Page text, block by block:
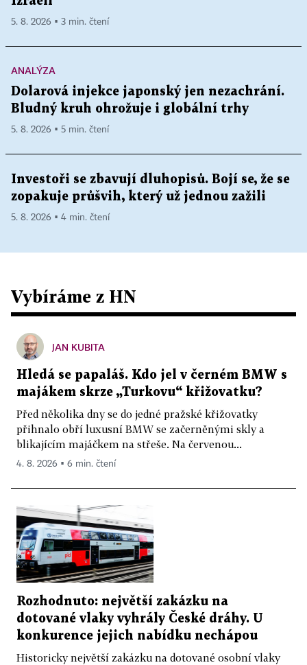
5. 8. 2026 ▪ 3 min. čtení
ANALÝZA
Dolarová injekce japonský jen nezachrání.
Bludný kruh ohrožuje i globální trhy
5. 8. 2026 ▪ 5 min. čtení
Investoři se zbavují dluhopisů. Bojí se, že se
zopakuje průšvih, který už jednou zažili
5. 8. 2026 ▪ 4 min. čtení
Vybíráme z HN
JAN KUBITA
Hledá se papaláš. Kdo jel v černém BMW s
majákem skrze „Turkovu“ křižovatku?
Před několika dny se do jedné pražské křižovatky
přihnalo obří luxusní BMW se začerněnými skly a
blikajícím majáčkem na střeše. Na červenou...
4. 8. 2026 ▪ 6 min. čtení
Rozhodnuto: největší zakázku na
dotované vlaky vyhrály České dráhy. U
konkurence jejich nabídku nechápou
Historicky největší zakázku na dotované osobní vlaky